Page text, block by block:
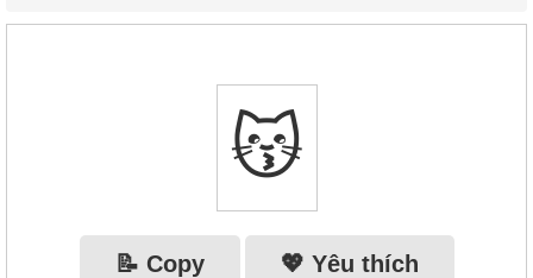
😽
📝 Copy 💖 Yêu thích